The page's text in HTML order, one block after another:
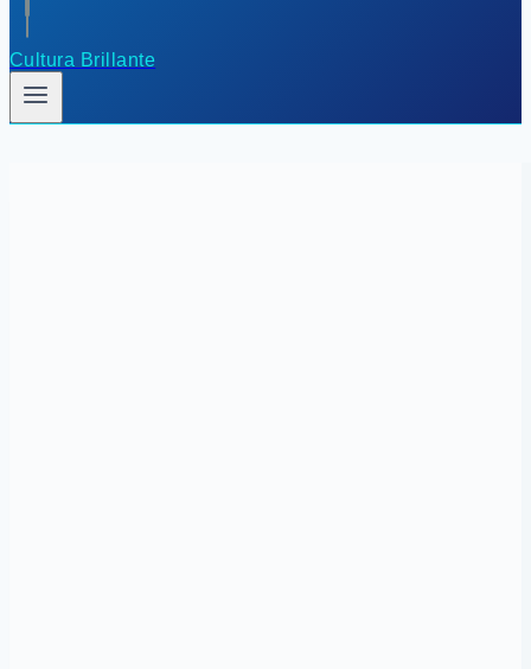
Cultura Brillante